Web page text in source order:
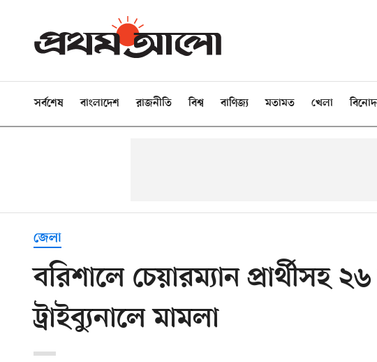
সর্বশেষ বাংলাদেশ রাজনীতি বিশ্ব বাণিজ্য মতামত খেলা
জেলা
বরিশালে চেয়ারম্যান প্রার্থীসহ
ট্রাইব্যুনালে মামলা